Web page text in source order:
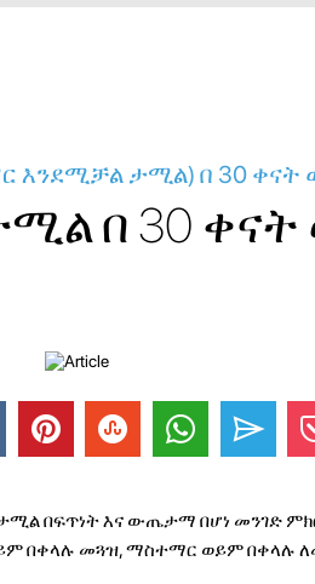
ታሚል) በ 30 ቀናት
በ 30 ቀናት
በፍጥነት እና ውጤታማ በሆነ መንገድ
በቀላሉ መጓዝ, ማስተማር ወይም በቀላሉ